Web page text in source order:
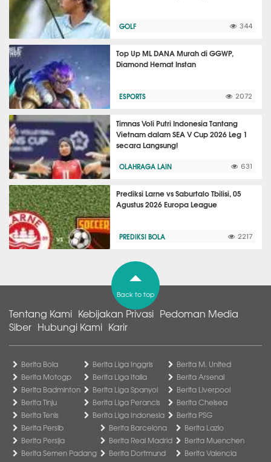
GOLF 344
Top Up ML DANA Murah di GGWP,
Diamond Hemat Instan
ESPORTS 2072
Timnas Voli Putri Indonesia Tantang
Vietnam dalam SEA V Cup 2026 Leg 1
secara Langsung!
OLAHRAGA LAIN 631
Prediksi Larne vs Saburtalo Tbilisi, 05
Agustus 2026 Europa League
PREDIKSI BOLA 2217
Back to top
Tentang Kami Kebijakan Privasi Pedoman Media
Siber Hubungi Kami Karir
Berita Bola
Berita Motogp
Berita Badminton
Berita Tinju
Berita Tenis
Berita Liga Inggris
Berita Liga Italia
Berita Liga Spanyol
Berita Liga Perancis
Berita Liga Indonesia
Berita M. United
Berita Arsenal
Berita Liverpool
Berita Chelsea
Berita PSG
Berita Persib
Berita Persija
Berita Semen Padang
Berita Barcelona
Berita Real Madrid
Berita Dortmund
Berita Lazio
Berita Muenchen
Berita Valencia